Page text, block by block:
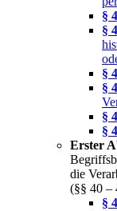
§
§
§
§
§
§
Erster
die
(§§ 40 –
§